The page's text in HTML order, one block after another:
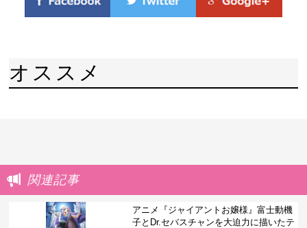
オススメ
関連記事
アニメ『ジャイアントお嬢様』富士動機
子とDr.セバスチャンを大迫力に描いたテ